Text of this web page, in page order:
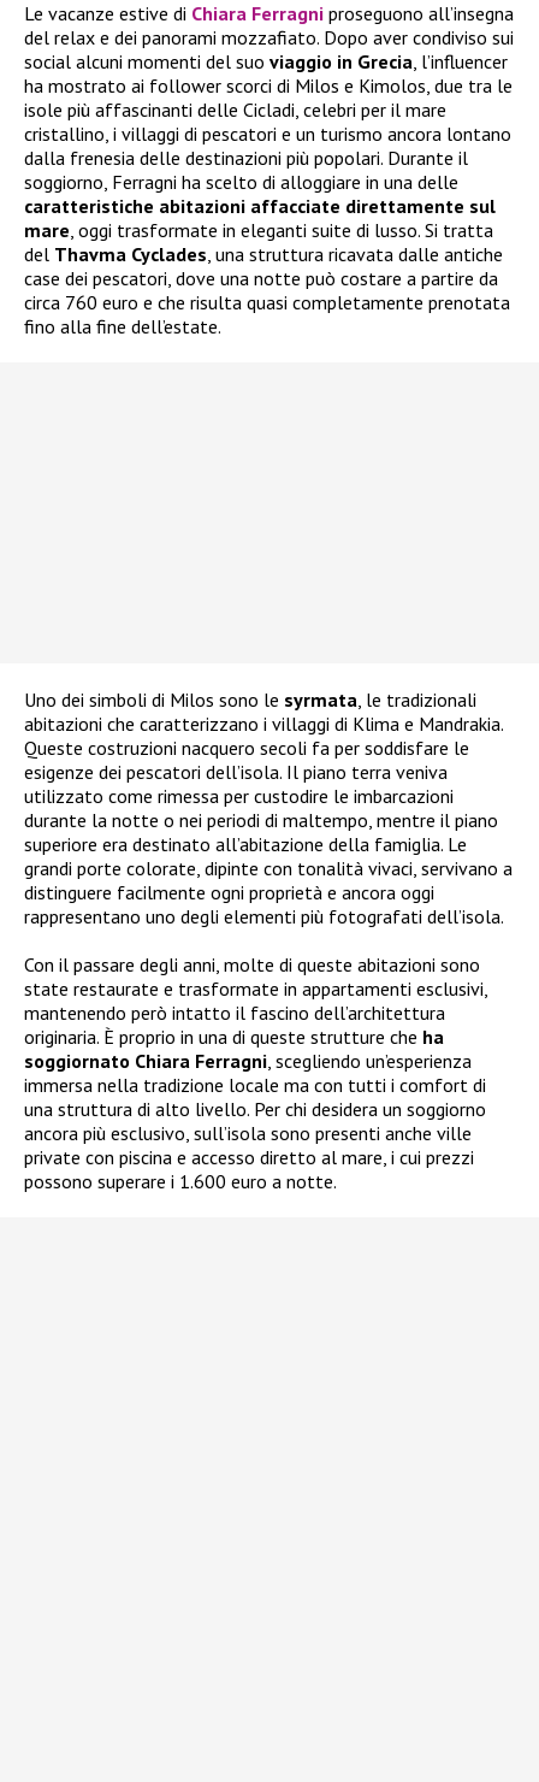
Le vacanze estive di Chiara Ferragni proseguono all’insegna
del relax e dei panorami mozzafiato. Dopo aver condiviso sui
social alcuni momenti del suo viaggio in Grecia, l’influencer
ha mostrato ai follower scorci di Milos e Kimolos, due tra le
isole più affascinanti delle Cicladi, celebri per il mare
cristallino, i villaggi di pescatori e un turismo ancora lontano
dalla frenesia delle destinazioni più popolari. Durante il
soggiorno, Ferragni ha scelto di alloggiare in una delle
caratteristiche abitazioni affacciate direttamente sul
mare, oggi trasformate in eleganti suite di lusso. Si tratta
del Thavma Cyclades, una struttura ricavata dalle antiche
case dei pescatori, dove una notte può costare a partire da
circa 760 euro e che risulta quasi completamente prenotata
fino alla fine dell’estate.
Uno dei simboli di Milos sono le syrmata, le tradizionali
abitazioni che caratterizzano i villaggi di Klima e Mandrakia.
Queste costruzioni nacquero secoli fa per soddisfare le
esigenze dei pescatori dell’isola. Il piano terra veniva
utilizzato come rimessa per custodire le imbarcazioni
durante la notte o nei periodi di maltempo, mentre il piano
superiore era destinato all’abitazione della famiglia. Le
grandi porte colorate, dipinte con tonalità vivaci, servivano a
distinguere facilmente ogni proprietà e ancora oggi
rappresentano uno degli elementi più fotografati dell’isola.
Con il passare degli anni, molte di queste abitazioni sono
state restaurate e trasformate in appartamenti esclusivi,
mantenendo però intatto il fascino dell’architettura
originaria. È proprio in una di queste strutture che ha
soggiornato Chiara Ferragni, scegliendo un’esperienza
immersa nella tradizione locale ma con tutti i comfort di
una struttura di alto livello. Per chi desidera un soggiorno
ancora più esclusivo, sull’isola sono presenti anche ville
private con piscina e accesso diretto al mare, i cui prezzi
possono superare i 1.600 euro a notte.